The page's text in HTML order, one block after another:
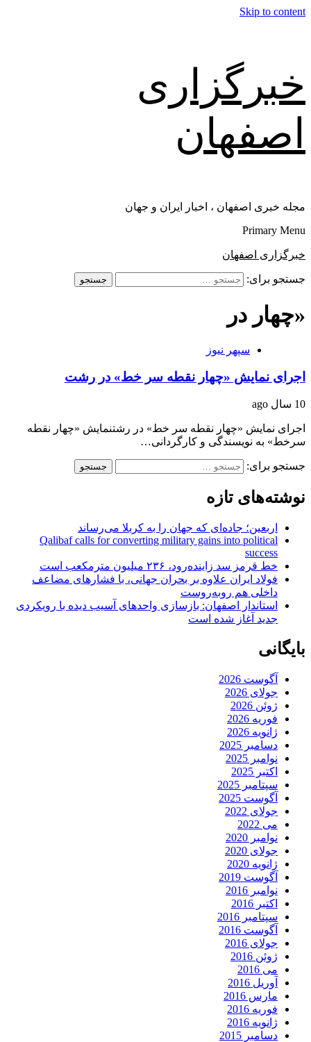
Skip to content
خبرگزاری
اصفهان
مجله خبری اصفهان ، اخبار ایران و جهان
Primary Menu
خبرگزاری اصفهان
جستجو برای:
«چهار در
سپهر نیوز
اجرای نمایش «چهار نقطه سر خط» در رشت
10 سال ago
اجرای نمایش «چهار نقطه سر خط» در رشتنمایش «چهار نقطه
سرخط» به نویسندگی و کارگردانی…
جستجو برای:
نوشته‌های تازه
اربعین؛ جاده‌ای که جهان را به کربلا می‌رساند
Qalibaf calls for converting military gains into political
success
خط قرمز سد زاینده‌رود، ۲۳۶ میلیون مترمکعب است
فولاد ایران علاوه بر بحران جهانی، با فشارهای مضاعف
داخلی هم روبه‌روست
استاندار اصفهان: بازسازی واحدهای آسیب دیده با رویکردی
جدید آغاز شده است
بایگانی
آگوست 2026
جولای 2026
ژوئن 2026
فوریه 2026
ژانویه 2026
دسامبر 2025
نوامبر 2025
اکتبر 2025
سپتامبر 2025
آگوست 2025
جولای 2022
می 2022
نوامبر 2020
جولای 2020
ژانویه 2020
آگوست 2019
نوامبر 2016
اکتبر 2016
سپتامبر 2016
آگوست 2016
جولای 2016
ژوئن 2016
می 2016
آوریل 2016
مارس 2016
فوریه 2016
ژانویه 2016
دسامبر 2015